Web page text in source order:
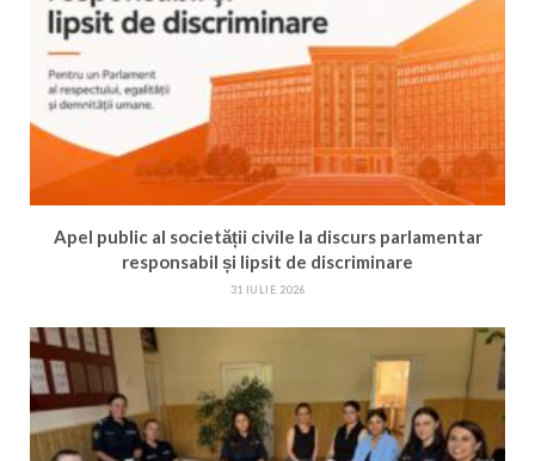
Apel public al societății civile la discurs parlamentar
responsabil și lipsit de discriminare
31 IULIE 2026